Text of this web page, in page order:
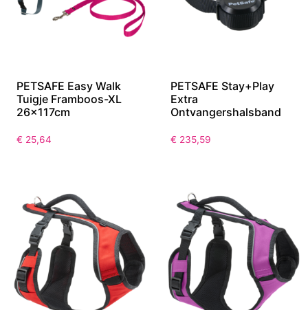
PETSAFE Easy Walk
Tuigje Framboos-XL
26x117cm
€ 25,64
PETSAFE Stay+Play
Extra
Ontvangershalsband
€ 235,59